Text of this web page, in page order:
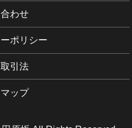
わせ
ポリシー
引法
ップ